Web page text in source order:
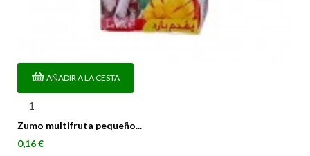
AÑADIR A LA CESTA
Zumo multifruta pequeño...
Precio
0,16 €